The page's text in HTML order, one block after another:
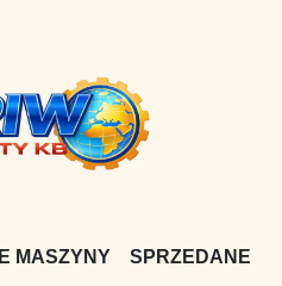
MASZYNY SPRZEDANE